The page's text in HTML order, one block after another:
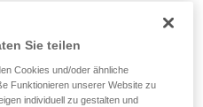
Die verletzte Person
transportiert werden.
Seilrettung
eingeschränkten
Sie teilen
Cookies und/oder ähnliche
Funktionieren unserer Website zu
individuell zu gestalten und